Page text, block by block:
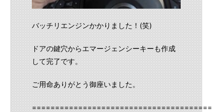
バッチリエンジンかかりました！(笑)
ドアの鍵穴からエマージェンシーキーも作成
して完了です。
ご用命ありがとう御座いました。